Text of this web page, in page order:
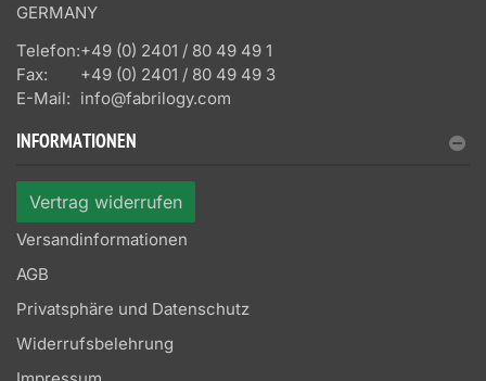
GERMANY
Telefon:+49 (0) 2401 / 80 49 49 1
Fax:
+49 (0) 2401 / 80 49 49 3
E-Mail: info@fabrilogy.com
INFORMATIONEN
Vertrag widerrufen
Versandinformationen
AGB
Privatsphäre und Datenschutz
Widerrufsbelehrung